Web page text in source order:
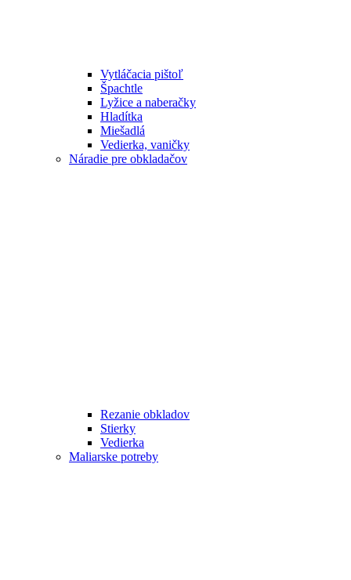
Vytláčacia pištoľ
Špachtle
Lyžice a naberačky
Hladítka
Miešadlá
Vedierka, vaničky
Náradie pre obkladačov
Rezanie obkladov
Stierky
Vedierka
Maliarske potreby